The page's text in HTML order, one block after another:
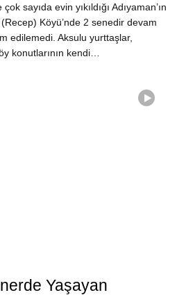
sayıda evin yıkıldığı Adıyaman’ın
Köyü’nde 2 senedir devam
edilemedi. Aksulu yurttaşlar,
konutlarının kendi…
Yaşayan